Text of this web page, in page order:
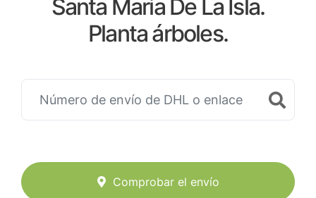
Santa Maria De La Isla.
Planta árboles.
Comprobar el envío